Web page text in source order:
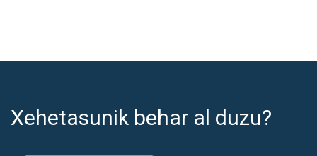
Xehetasunik behar al duzu?